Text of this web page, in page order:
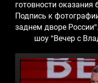
готовности
Подпись к
заднем дворе
шоу "Вечер с